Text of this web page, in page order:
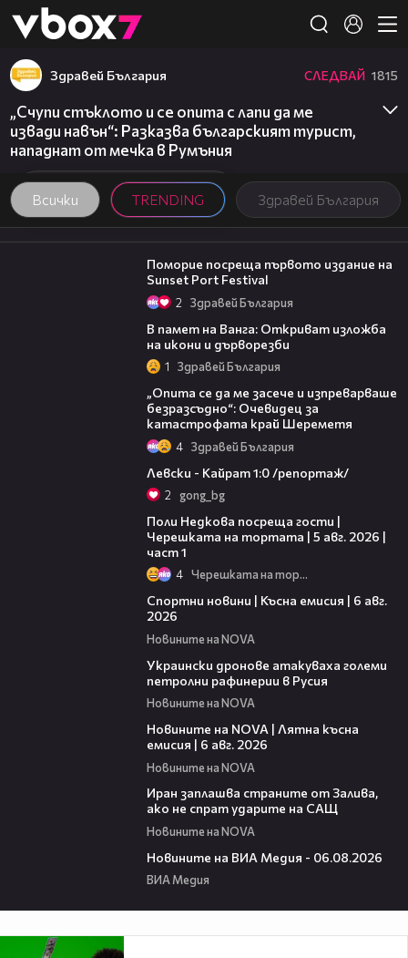
👾
Всички TRENDING Здравей България
Здравей България СЛЕДВАЙ 1815
„Счупи стъклото и се опита с лапи да ме
извади навън“: Разказва българският турист,
нападнат от мечка в Румъния
05:54
Поморие посреща първото издание на
Sunset Port Festival
2 Здравей България
В памет на Ванга: Откриват изложба
на икони и дърворезби
1 Здравей България
„Опита се да ме засече и изпреварваше
безразсъдно“: Очевидец за
катастрофата край Шереметя
4 Здравей България
Левски - Кайрат 1:0 /репортаж/
2 gong_bg
Поли Недкова посреща гости |
Черешката на тортата | 5 авг. 2026 |
част 1
4 Черешката на тортата
Спортни новини | Късна емисия | 6 авг.
2026
Новините на NOVA
Украински дронове атакуваха големи
петролни рафинерии в Русия
Новините на NOVA
Новините на NOVA | Лятна късна
емисия | 6 авг. 2026
Новините на NOVA
Иран заплашва страните от Залива,
ако не спрат ударите на САЩ
Новините на NOVA
Новините на ВИА Медия - 06.08.2026
ВИА Медия